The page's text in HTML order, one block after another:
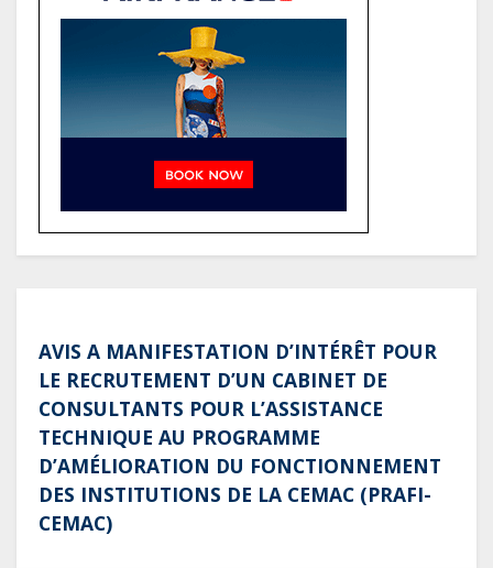
Société : Vives polémiques sur
l’identité de Bombé Marcel auprès
de la communauté Babongo
positionnement de partenaire de
référence pour les grands projets
industriels et d’infrastructures du
pays
AVIS A MANIFESTATION D’INTÉRÊT POUR
LE RECRUTEMENT D’UN CABINET DE
CONSULTANTS POUR L’ASSISTANCE
TECHNIQUE AU PROGRAMME
D’AMÉLIORATION DU FONCTIONNEMENT
DES INSTITUTIONS DE LA CEMAC (PRAFI-
CEMAC)